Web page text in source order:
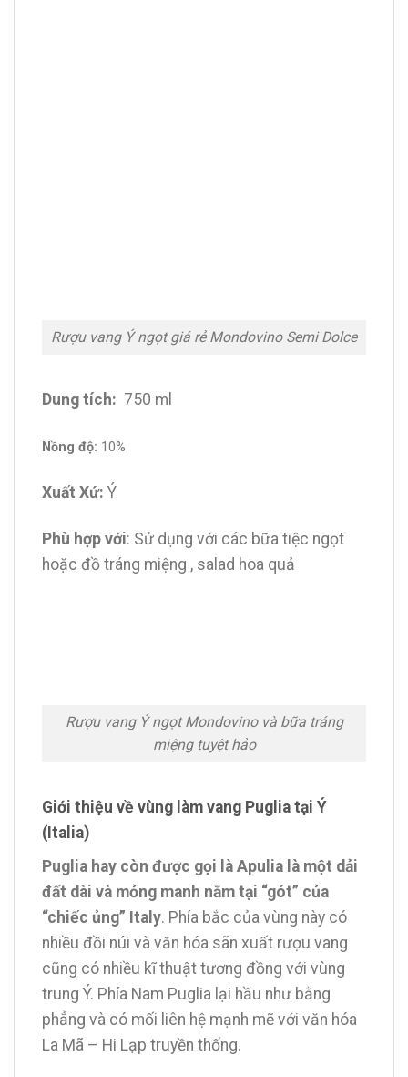
Rượu vang Ý ngọt giá rẻ Mondovino Semi Dolce
Dung tích: 750 ml
Nồng độ: 10%
Xuất Xứ: Ý
Phù hợp với: Sử dụng với các bữa tiệc ngọt
hoặc đồ tráng miệng , salad hoa quả
Rượu vang Ý ngọt Mondovino và bữa tráng
miệng tuyệt hảo
Giới thiệu về vùng làm vang Puglia tại Ý
(Italia)
Puglia hay còn được gọi là Apulia là một dải
đất dài và mỏng manh nằm tại “gót” của
“chiếc ủng” Italy. Phía bắc của vùng này có
nhiều đồi núi và văn hóa sãn xuất rượu vang
cũng có nhiều kĩ thuật tương đồng với vùng
trung Ý. Phía Nam Puglia lại hầu như bằng
phẳng và có mối liên hệ mạnh mẽ với văn hóa
La Mã – Hi Lạp truyền thống.